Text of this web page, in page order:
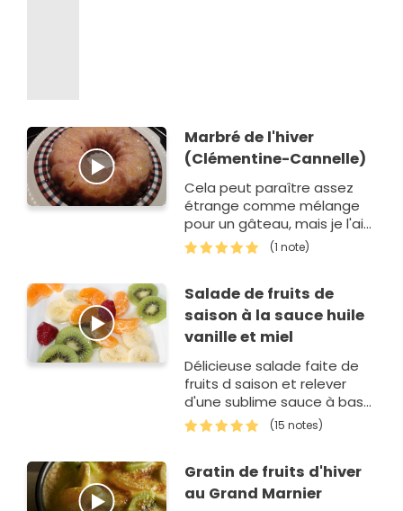
Marbré de l'hiver
(Clémentine-Cannelle)
Cela peut paraître assez
étrange comme mélange
pour un gâteau, mais je l'ai
trouvé très bon, le mieux
est de le manger le jour
(1 note)
Salade de fruits de
saison à la sauce huile
vanille et miel
Délicieuse salade faite de
fruits d saison et relever
d'une sublime sauce à base
d'huile de vanille (voir ma
recette publiée) et avec du
(15 notes)
Gratin de fruits d'hiver
au Grand Marnier